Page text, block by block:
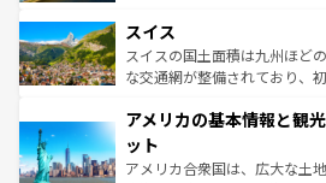
れる地方に足を運ぶとそれぞ
きるだろう。 なお、新
を参照してほしい。
は、お酒好きな人にはぜひ体験してほし
ドイツ情報はコンテンツ一覧
リアごとに異なる魅力がある
ティー、ビール好きにはたま
戦など、本場だからこそでき
ンツ一覧を参照してほしい。
スイス
スイスの国土面積は九州ほど
な交通網が整備されており、
の建物がそのまま残る町や、
博物館もあり、アルプス観光
ことができる。国民の所得が
アメリカの基本情報と観
ット
アメリカ合衆国は、広大な土